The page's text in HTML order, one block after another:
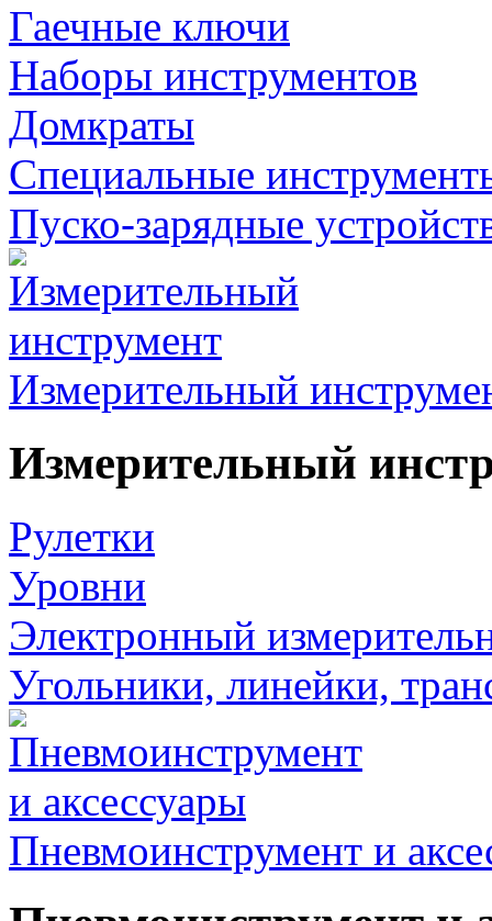
Гаечные ключи
Наборы инструментов
Домкраты
Специальные
Пуско-зарядные
Измерительный
Измерительный
Рулетки
Уровни
Электронный
Угольники, линейки,
Пневмоинструмент и